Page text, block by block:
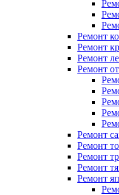
Ремонт
Ремонт
Ремонт
Ремонт
Ремонт
Ремонт
Ремонт
Ремонт
Ремонт